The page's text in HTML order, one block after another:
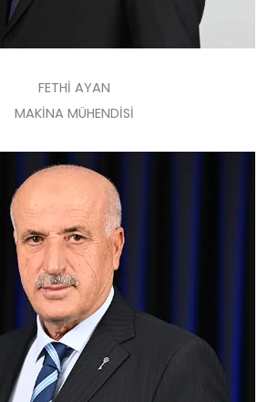
FETHİ AYAN
MAKİNA MÜHENDİSİ